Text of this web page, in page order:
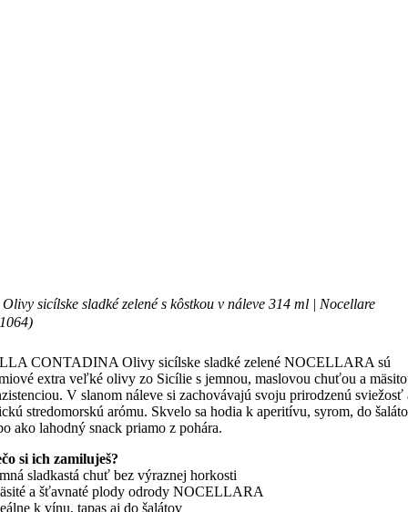
sicílske sladké zelené s kôstkou v náleve 314 ml | Nocellare
CONTADINA Olivy sicílske sladké zelené NOCELLARA sú
extra veľké olivy zo Sicílie s jemnou, maslovou chuťou a
V slanom náleve si zachovávajú svoju prirodzenú sviežosť
stredomorskú arómu. Skvelo sa hodia k aperitívu, syrom, do
ako lahodný snack priamo z pohára.
si ich zamiluješ?
sladkastá chuť bez výraznej horkosti
a šťavnaté plody odrody NOCELLARA
k vínu, tapas aj do šalátov